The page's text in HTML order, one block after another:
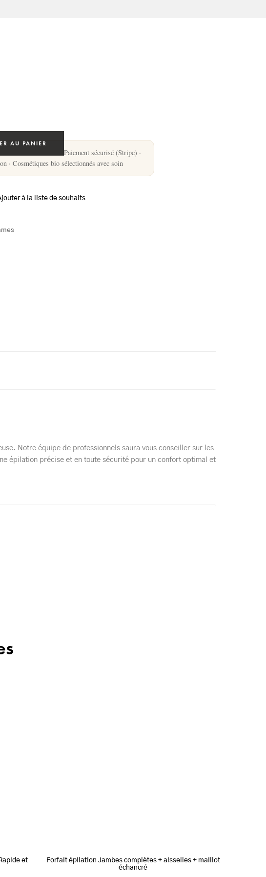
AU PANIER
Paiement sécurisé (Stripe) ·
· Cosmétiques bio sélectionnés avec soin
à la liste de souhaits
Notre équipe de professionnels saura vous conseiller sur les
épilation précise et en toute sécurité pour un confort optimal et
et
Forfait épilation Jambes complètes + aisselles + maillot
échancré